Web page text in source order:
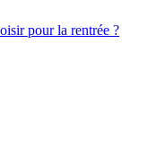
pour la rentrée ?